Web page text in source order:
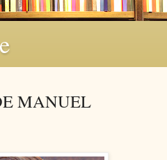
MANUEL